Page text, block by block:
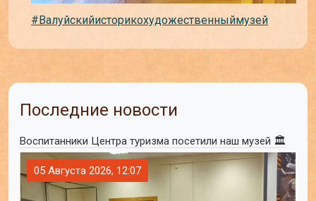
#Валуйскийисторикохудожественныймузей
Последние новости
Воспитанники Центра туризма посетили наш музей 🏛
05 Августа 2026, 12:07